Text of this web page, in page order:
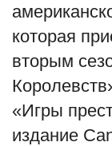
English
которая
вторым
«Игры
издание